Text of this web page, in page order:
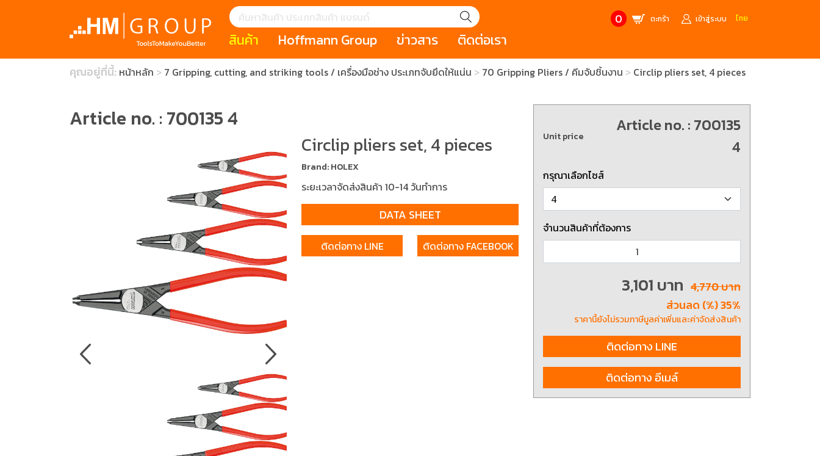
0 ตะกร้า เข้าสู่ระบบ ไทย
สินค้า
แนะนำ
กระดาษอุตสาหกรรม
มีดคัตเตอร์นิรภัย (safety cutter)
สินค้าประเภทประแจ
สินค้าราคาพิเศษจากแบรนด์ PB
Swiss Tool
สินค้าแนะนำประเภทไขควง
เครื่องมือที่ไม่ก่อให้เกิดประกายไฟ
(Non-sparking tools)
(ESD)
เครื่องมือสำหรับการทำงานในที่สูง
(Tools Height)
เครื่องมือสำหรับช่างยนต์ (
Mechanic Tools)
เครื่องมือสำหรับช่างไฟฟ้า
(Electrician Tool)
ATORN
1 Mono machining / เครื่องมือใช้
งานกับเครื่องจักรและเครื่องCNC
5 Grinding and Cutting / เครื่อง
มือสำหรับงานขัด เจียร และตกแต่ง
7 Gripping, cutting, and striking
8 Hand and Assembly Tools /
โต๊ะและตู้เก็บเครื่องมือ
Hoffmann Group
HOFFMANN GROUP STORY HOLEX GARANT
MANUFACTURE’S BRANDS
ข่าวสาร
บทความ เหตุการณ์ Salespage
CONTACT US
ติดต่อเรา
คุณอยู่ที่นี้: หน้าหลัก 7 Gripping, cutting, and striking tools / เครื่องมือช่าง ประเภทจับยึดให้แน่น 70 Gripping Pliers / คีมจับชิ้นงาน Circlip pliers set, 4 pieces
Article no. : 700135 4
Circlip pliers set, 4 pieces
Brand: HOLEX
ระยะเวลาจัดส่งสินค้า 10-14 วันทำการ
DATA SHEET
ติดต่อทาง LINE ติดต่อทาง FACEBOOK
Unit price
Article no. : 700135
4
กรุณาเลือกไซส์
จำนวนสินค้าที่ต้องการ
3,101 บาท 4,770 บาท
ส่วนลด (%) 35%
ราคานี้ยังไม่รวมภาษีมูลค่าเพิ่มและค่าจัดส่งสินค้า
ติดต่อทาง LINE
ติดต่อทาง อีเมล์